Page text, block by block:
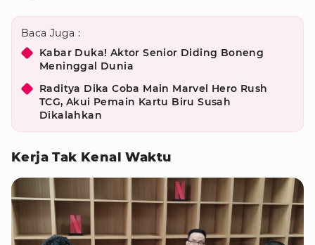
Baca Juga :
Kabar Duka! Aktor Senior Diding Boneng
Meninggal Dunia
Raditya Dika Coba Main Marvel Hero Rush
TCG, Akui Pemain Kartu Biru Susah
Dikalahkan
Kerja Tak Kenal Waktu